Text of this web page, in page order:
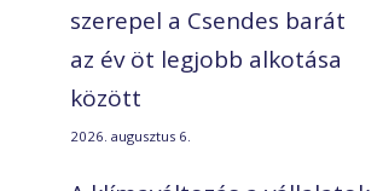
szerepel a Csendes barát
az év öt legjobb alkotása
között
2026. augusztus 6.